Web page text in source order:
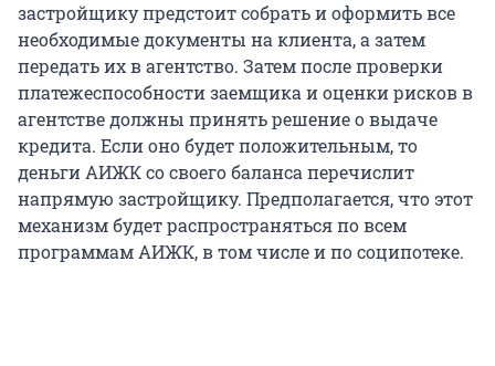
застройщику предстоит собрать и оформить все
необходимые документы на клиента, а затем
передать их в агентство. Затем после проверки
платежеспособности заемщика и оценки рисков в
агентстве должны принять решение о выдаче
кредита. Если оно будет положительным, то
деньги АИЖК со своего баланса перечислит
напрямую застройщику. Предполагается, что этот
механизм будет распространяться по всем
программам АИЖК, в том числе и по соципотеке.